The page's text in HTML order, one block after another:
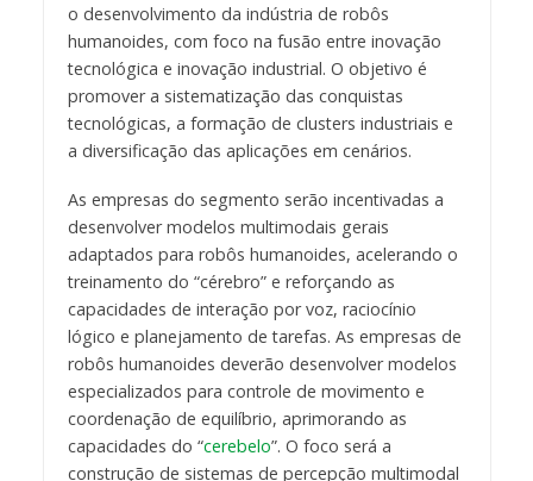
o desenvolvimento da indústria de robôs
humanoides, com foco na fusão entre inovação
tecnológica e inovação industrial. O objetivo é
promover a sistematização das conquistas
tecnológicas, a formação de clusters industriais e
a diversificação das aplicações em cenários.
As empresas do segmento serão incentivadas a
desenvolver modelos multimodais gerais
adaptados para robôs humanoides, acelerando o
treinamento do “cérebro” e reforçando as
capacidades de interação por voz, raciocínio
lógico e planejamento de tarefas. As empresas de
robôs humanoides deverão desenvolver modelos
especializados para controle de movimento e
coordenação de equilíbrio, aprimorando as
capacidades do “cerebelo”. O foco será a
construção de sistemas de percepção multimodal